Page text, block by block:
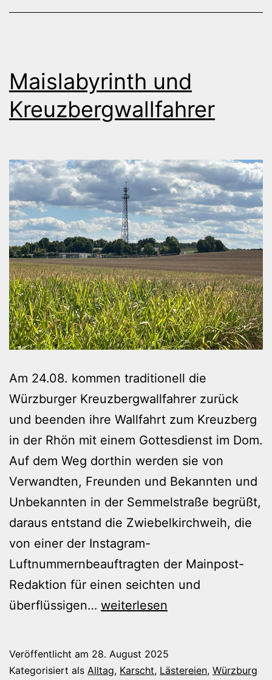
Maislabyrinth und
Kreuzbergwallfahrer
Am 24.08. kommen traditionell die
Würzburger Kreuzbergwallfahrer zurück
und beenden ihre Wallfahrt zum Kreuzberg
in der Rhön mit einem Gottesdienst im Dom.
Auf dem Weg dorthin werden sie von
Verwandten, Freunden und Bekannten und
Unbekannten in der Semmelstraße begrüßt,
daraus entstand die Zwiebelkirchweih, die
von einer der Instagram-
Luftnummernbeauftragten der Mainpost-
Redaktion für einen seichten und
überflüssigen… Maislabyrinth
weiterlesen
Veröffentlicht am 28. August 2025
Kategorisiert als Alltag, Karscht, Lästereien, Würzburg